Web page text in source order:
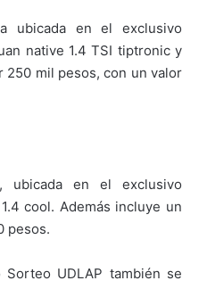
ubicada en el exclusivo
native 1.4 TSI tiptronic y
250 mil pesos, con un valor
ubicada en el exclusivo
cool. Además incluye un
pesos.
UDLAP también se